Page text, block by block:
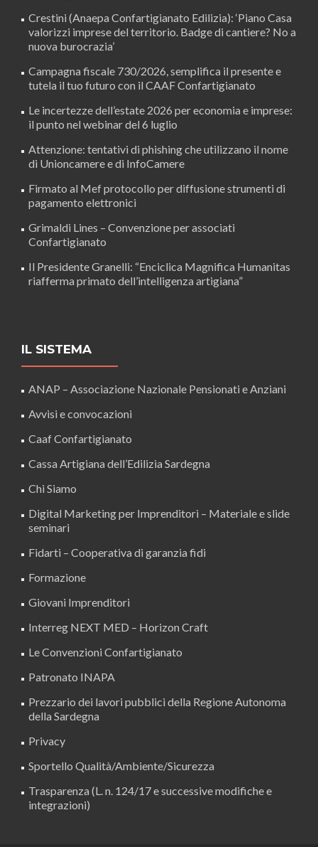
Crestini (Anaepa Confartigianato Edilizia): ‘Piano Casa
valorizzi imprese del territorio. Badge di cantiere? No a
nuova burocrazia’
Campagna fiscale 730/2026, semplifica il presente e
tutela il tuo futuro con il CAAF Confartigianato
Le incertezze dell’estate 2026 per economia e imprese:
il punto nel webinar del 6 luglio
Attenzione: tentativi di phishing che utilizzano il nome
di Unioncamere e di InfoCamere
Firmato al Mef protocollo per diffusione strumenti di
pagamento elettronici
Grimaldi Lines – Convenzione per associati
Confartigianato
Il Presidente Granelli: “Enciclica Magnifica Humanitas
riafferma primato dell’intelligenza artigiana”
IL SISTEMA
ANAP – Associazione Nazionale Pensionati e Anziani
Avvisi e convocazioni
Caaf Confartigianato
Cassa Artigiana dell’Edilizia Sardegna
Chi Siamo
Digital Marketing per Imprenditori – Materiale e slide
seminari
Fidarti – Cooperativa di garanzia fidi
Formazione
Giovani Imprenditori
Interreg NEXT MED – Horizon Craft
Le Convenzioni Confartigianato
Patronato INAPA
Prezzario dei lavori pubblici della Regione Autonoma
della Sardegna
Privacy
Sportello Qualità/Ambiente/Sicurezza
Trasparenza (L. n. 124/17 e successive modifiche e
integrazioni)